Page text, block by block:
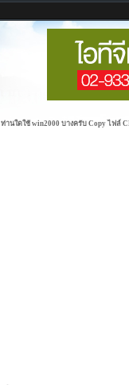
ท่านใดใช้ win2000 บางครับ Copy ไฟล์